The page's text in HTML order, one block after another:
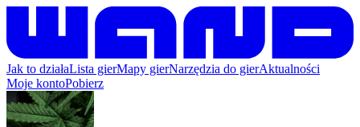
Jak to działaLista gierMapy gierNarzędzia do gierAktualności
Moje kontoPobierz